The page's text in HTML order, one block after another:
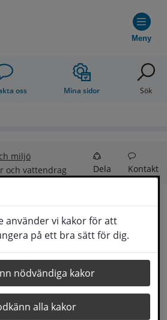
använder vi kakor för att
på ett bra sätt för dig.
nödvändiga kakor
alla kakor
Meny
oss Mina sidor Sök
miljö
och vattendrag Dela Kontakt